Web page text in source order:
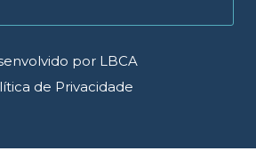
por LBCA
de Privacidade